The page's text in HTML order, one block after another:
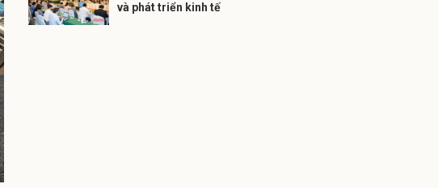
và phát triển kinh tế